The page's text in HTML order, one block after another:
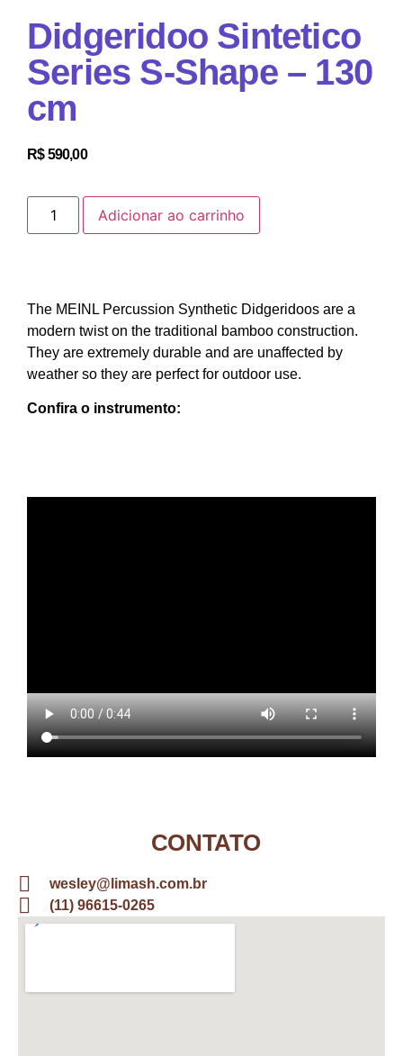
Didgeridoo Sintetico
Series S-Shape – 130
cm
R$590,00
Adicionar ao carrinho
The MEINL Percussion Synthetic Didgeridoos are a
modern twist on the traditional bamboo construction.
They are extremely durable and are unaffected by
weather so they are perfect for outdoor use.
Confira o instrumento:
CONTATO
wesley@limash.com.br
(11) 96615-0265